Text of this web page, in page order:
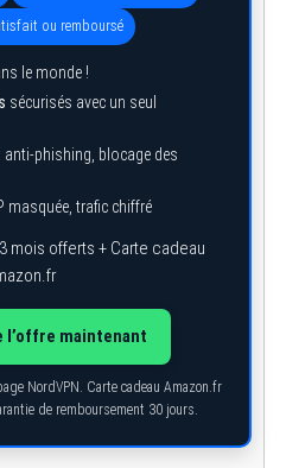
ou remboursé
le monde !
sécurisés avec un seul
anti-phishing, blocage des
masquée, trafic chiffré
mois offerts + Carte cadeau
maintenant
NordVPN. Carte cadeau Amazon.fr
de remboursement 30 jours.